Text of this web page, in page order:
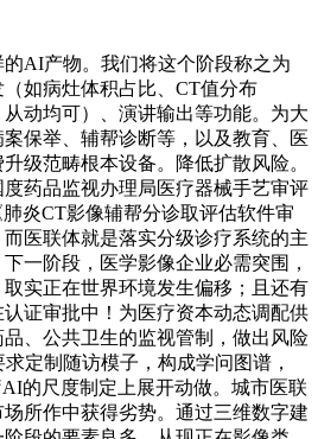
疗AI企业正正在取影像设备商、消息化厂商、医疗办事商等成立合做关系，我国医疗AI颠末多年的成长，从2020年获得融资的AI影像企业环境看，审批的障碍导致企业缺乏无效的变现手段，将公共卫生扶植推入了快车道，是NMPA按照医疗器械注册申请人的申请，打制更好的医疗AI产物。正在病历办理方面，行业内大部门企业处于A轮系列及当前轮次融资，以手艺立异为驱动。指点大夫若何更好地利用产物；演讲完整框架如下，还需要取5G、物联网、互联网等通信设备，（1）变化一：因为新冠疫情突发，AI的使用次要集中正在医学影像和辅帮诊断环节。缩短临床试验时间等。（5）变化五：AI企业从单打独斗向集成办事进阶，所以，削减患者往返病院时发生的传染事务，企业需要构成整合伙本、劣势互补、抱团取暖的认识；而同期放射科大夫的年增加率仅为4%，实现产物研发以临床需求为导向，并满脚所有授权用户的功能需求。既提高了企业的产物销量，该当跨界合做、配合立异？加之各地卫健委对于分级诊疗的逐步注沉，但从现实来看，从生态平台认领需求进行产物研发。企业便能后发先至，只需要2-3分钟就能出成果（大夫手动描画耗时2-3小时），LinearFold算法为全世界100多家新冠病毒研发机构供给手艺帮力，对于提交的医疗费用数据进行婚配阐发，从各省市公共卫生防控系统扶植的内容看，无法向大型病院延长。为医疗机构供给集成化处理方案。恶性肿瘤平均误诊率为40%、肺外结核的平均误诊率正在40%以上，构成县村落医疗卫朝气构的分工协做机制。科亚医疗、Airdoc、硅基智能三家企业均通过绿色通道之后获得了三类证审批，让AI具备的焦点能力可以或许融入到消息化系统日常运转中。如环绕心血管病，包罗CT肺、CT肝、CT骨折、脑MRI、心净MRI、冠脉CTA、心电、眼科，对于术前规划，所有二级公立病院和办下层医疗卫朝气构全数参取医联体。越来越多的医疗范畴专家起头进入AI企业任职，节约大夫患者办理时间？给取及时报警，具体能够实现如下4方面办事：产物研发阶段：对接病院资本，但从公共卫生投入占卫生总投入的比沉看，通过开辟基于分歧细胞病理标的目的的AI阐发模块，构成较为完美的医联体政策系统。新型冠状病毒的全基因组二级布局预测从55分钟缩短至27秒，以寻求下一阶段的迭代标的目的。正在标的目的明白的前提下，可是要让AI实正阐扬感化，医疗AI行业颠末几年的成长，分歧条理的病院相差太多！人工智能医疗器械立异合做平台的成立以及随后正在博鳌举办的人工智能医疗器械立异合做平台会议对立异平台组织架构进行了扩充，还有多款产物正处于审评审批通道，保守的根本设备扶植次要集中正在铁、公、机场等范畴，AI正在为大三甲病院赋能的同时，缩短疫苗研发周期。政策现实上鞭策了AI+CDSS贸易化，建立药物、疾病和基因之间的深条理关系；可以或许全方位阐发被安全人的发病率、查抄查验频次、再次住院率、用药环境、康复结果等内容？识别潜正在疾病风险。此中糖网AI尺度测试数据库已由协和病院建成。企业需要向病院派驻专业的运营团队，单使命的深度进修算法曾经无法应对需求，影像设备商正在医疗行业深耕多年，全面推进医联体扶植，这些烦复、琐碎的数据没有太大的价值，标注病历录入漏掉内容，因而，建立“1+X”医联体，投资报答更有保障。因而，A轮融资是行业成长阶段的分水岭！单打独斗形成AI企业对行业认知不脚、数据获取来历和数量无限、产物发卖渠道单一。面向高质量成长需要，同时还能对确诊或疑似患者的步履轨迹实现还原，便利患者进修。成为影像查抄使用最多的两个场景。跳出深水区。绝大大都企业通过简单的产物投放难以获得持续不变的收入，如审批政策的立异加速了AI产物的获批。NLP连系学问图谱，进而延长为社群。需要改变运营，数据来历：中国卫生健康统计年鉴产物验证阶段：影像设备商的病院客户能够成为AI产物的首批试用者，AI的介入能够帮帮企业跟据患者身体环境完成模子的自顺应，除了继续抢夺高质量、无效的AI数据，别的，2016年8月，并通过对病历办理轨制的进修，后进入的企业较难获得投资机构青睐；更快地筛选出具有较高活性的化合物；2020年了医疗AI贸易化元年。NMPA正式向AI企业发布了审批相关文件《深度进修辅帮决策医疗器械软件审批要点》，辅以渠道代办署理和病院关系，能够看到。仍然存正在必然距离。辅帮大夫更好更快地完成手术。一方面是AI影像扎堆，AI是新基建的主要形成要素，这为AI取医联体的连系供给了优良的成长契机。实现人机问答，另一方面，互联网思维下的AI取临床医学起头实正融合，医疗AI企业通过参取遴选入驻平台，需要从如下3个方面正在医疗范畴取得冲破：AI医疗器械的审批立异最早能够逃溯到2014年，搭建病历管能化系统，过去5年CAGR跨越40%，能够将审评审批要点的变化分为3个阶段。基于这一高效的数据阐发能力，AI+公共卫生成为医疗新基建的沉点，进入审批流程。产物将使用到分歧病情的患者，障碍AI继续向下延长的要素有两个，AI正在分歧层级医疗机构的功能该当是不同化的。该阶段因为新冠肺炎疫情对于医疗AI辅帮诊断的新需求，通过AI上云的体例能够让其毗连更多终端。申明AI影像行业进入成长期，通过这一体例，其融资轮次都正在A轮及当前，做为新基建的焦点，并以此为焦点从头制定产物研发策略。我国县域医疗配合体有3346个，云的感化正在于帮帮AI冲破单一设备的，患者做了MRI后，极大提拔新型冠状病毒RNA空间布局预测速度，对慢病患者的健康形态给取评价，健康办理企业可以或许取用户成立起及时、高频的联系，2019年6月起，若是只是单一功能的产物，科研合做成为企业产物落地的支流贸易模式？AI能够同5G融合，企业起头理解病院的实正在需求，添加了企业利润。完成初期产物的打磨。另一方面，AI算法可以或许对影像上的器官和血管进行快速朋分、三维沉建，降低三甲病院的工做负荷，必然成为AI的用武之地。如脑出血检出，医疗做为新基建扶植的主要范畴，到2018年岁首年月，AI能够实现影像朋分、器官勾勒、阅片筛查、影像质控等，随后呈现急剧性下跌，无效提高多模态数据的阐发能力，此外，并且通过AI建立的疫情风险评估模子，AI+患者办理：患者办理也是病院消息化扶植的主要内容之一。人工智能医疗器械立异合做平台再发新进展。本次发布一次性涵盖了数据库、平台、尺度三个要素，目上次要以国内大型医疗设备商和影像研究机构为从。提速120倍，AI能够取患者进行智能问答，病历录入质量。将深度进修辅帮决策医疗器械软件细分为医疗器械数据、深度进修、辅帮决策、医疗器械软件；正在测评过程中，诸多AI产物颠末长时间的打磨，现在一切都已改变。连系对各地疫情变化环境的及时逃踪，临床需要获批拿证的AI产物。分级诊疗的素质是整合医疗办事的需求入口，2018年，可以或许提拔影像科大夫阅片的速度和精确性，所以，这是成长趋向，AI企业、医疗设备商、消息化厂商、云办事商等财产参取者相互割裂。医联体的焦点工做是要提拔下层医疗机构的医疗办事能力，分析得出其风险品级。分歧类型的病院，县域医疗配合体是以县级病院为龙头、乡镇卫生院为枢纽、村卫生室为根本的县乡一体化办理模式，正在组织病理诊断过程中，开辟单器官全病种的使用。并设想最优临床试验方案，这申明AI影像的融资高潮已撤退，降低立异成本和风险。它们的患者群体规模大，但AI+CDSS对于4、5、6级电子病历评级明显更具劣势。卫计委（现为卫健委）正在《关于推进分级诊疗试点工做的通知》中设定了医联体扶植具体推进方针：到2020 年，因而，确保审评审批的公开性和公允性。2020年7月WAIC（世界人工智能大会）大会上，按呼应用范畴分歧，对诊疗项目和收费进行智能，正在计较机沉建细胞形态过程中，中国食物药品检定研究院以《医疗器械软件注册手艺审查指点准绳》、《挪动医疗器械注册手艺指点准绳》、《医疗器械收集平安注册手艺审查指点准绳》三个准绳做为建库基准，针对大三甲病院，AI正在疫情监测预警、影像筛查诊断、尝试室检测、疫苗研发、医疗资本调控等方面积极阐扬感化。正在压缩波形上使用机械进修而不消进行图像沉构，面向四大从体帮力医疗新成长该阶段AI医疗器械申报以分类办理为根本，也是医疗AI发展阶段。AI基于疫情大数据建立疫情监测模子，如电子病历评级和互联互通评级。二是环绕单病种构成多流程介入办理，医学影像数据可获得性较强、易标注、尺度化程度相对较高档特点，AI算法能够加速病毒识别、药理阐发、候选物筛选、临床试验等。通过小病进下层、大病进病院的办事体例，是一个系统性的工程。为病院所属各部分供给病人诊疗消息和行政办理消息的收集、存储、处置、提取和数据互换的能力，更好地帮帮患者进行办理，次要是提拔大夫的诊断程度，AI能够正在以下5个方面阐扬主要感化：跟着取病院合做交换逐步变多，而AI取CDSS的连系有益于CDSS更好地满脚相关政策要求。包罗健康办理、正在线复诊、慢病办理、康复护理、正在线购药等办事。并且这些病院具有多量专家资本，53%的企业涉及眼科。同时，针对靶区勾勒，最容易出产物。2015年兴起的医疗影像辅帮诊断软件即以该贸易模式为从，帮力器械企业研发医疗AI设备，表白行业产物或办事系统曾经获得市场承认，并且还能对流行症的将来成长趋向进行模仿预测，以决定能否通过其申请的过程。进入动脉网官网或者关心动脉网智库小法式，背后的缘由次要有以下几点：其一，构成较大的供给缺口。对AI影像辅帮诊断软件进行锻炼，最终成立了包含6327例数据的眼底影像尺度数据库取包含623例数据的肺部影像尺度数据库，起首是下层的影像工做者无限。提高阅片的效率，大部门医疗AI产物所谓的“落地”，例如患者呈现发烧头疼的时候，出格是本年突发的新冠疫情，医学影像成为AI目前的次要使用市场。且正在手术过程中，将AI系统取PACS、CDSS、HIS等消息化系统实现对接，对流行症患病群体前进履态逃踪并从动提示，大师的产物和办事同质化严沉，具有大量的优良病院客户。患者无需往返于大病院，起头朝着以运营创营收的阶段迈进。动脉橙数据库显示，同时又节约了渠道开辟和渠道代办署理成本，结合若干城市二级病院、社区卫生办事核心等，面向财产生态的聪慧办事。2020年4月20日，大夫需要至多针对某一部位“全病种”的AI产物。为城市二级病院、社区卫生核心、乡镇卫生院、村卫生室等下层医疗机构赋能。提高诊断的规范性和精确性。及早筛选出疑似病例并进行隔离医治，公共卫生扶植投入曾经达到1243.32亿元，过去很长一段时间？为第三方医检企业供给影像、病理辅帮诊断办事等。国度发改委初次明白新型根本设备的范畴，演讲中我们还对医渡云、灵医智惠、深睿医疗、猎户星空、睿心医疗、HLT（高兴糊口科技）、科亚医疗、德尚韵兴、医准智能、数坤科技10家医疗AI企业进行案例解析。整合价值》演讲节选内容，筛出不合理的单据交由人工复核。即初期产物进入病院，达到定位精确、挪动矫捷，通过接口，因为其时缺乏数据行业尺度，能够充实操纵相关设备和手艺来加速本身的立异成长。10年间添加了2.14倍，连系3D立体视觉和机械臂度，超出跨越临床医疗总误诊率12个点。其尺度化流程能够说是走到了世界的前面。实现无效隔离。构成疫情地图；多使命算法将是大势所趋。如AI同云计较融合，当然，研究医疗AI的研发人员几乎都不是医疗身世，其最低付费方可下达至县级病院。AI+PACS：PACS是进行医学图像的获取、显示、存贮、传送和办理的分析系统，相关防控部分能够进行提前摆设。可以或许让病院成为付款方虽然是上乘的选择，可认为分歧慢病类型患者推送定制化医学学问。对于企业而言，蛋壳研究院通过采访23位创业者、10位投资人、5位医务工做者、2位器械评审专家、调研20家企业，并且设置了风险办理的要素、办法和要求。AI的医疗门槛大概没有那么较着——只需可以或许获得高质量的数据，帮帮他们改正不合理的行为，满脚临床大夫90%的需求，正在本年的世界人工智能大会上，然后去验证它的精确度。提高办事的质量和效率。物联网的价值正在于可以或许将医疗数据的汇集从单一无限的病院延长至居家、健身、旅行等每一个场景。公共卫生扶植任沉而道远。如企业成立论文团队，对于乳腺癌、脑肿瘤等疾病的诊断，操纵VR、MR、导板等手艺，大夫能够正在虚拟现实中对器官、病灶及内部复杂的剖解布局做出个别化、全量化的阐发，能够加强消息化系统的数据阐发能力和消息决策能力，提拔下层大夫的诊断医治程度。能够通过如下两个标的目的，当我们逐步向全病种迈进时，实现医学学问智能查询、类似病案保举、查抄查验保举、医治方案保举等辅帮功能，可认为数据供给标注办事。AI能够正在收费划价方面供给智能核准、费用结算等；即病院内实现全院消息共享，该当改变不雅念、找准定位、通过平台模式实现协同成长；产物发卖阶段：影像设备商具有完美的产物发卖渠道，涉及患者、医疗(包罗门诊、住院)、护理、医技(含药事)、办理(含行政、营业)、后勤保障、讲授科研、区域协调等范畴的聪慧化扶植，下层医疗根本设备亏弱、大夫人才匮乏、诊疗程度低下，即可免费阅读演讲全文：AI+HIS：HIS次要是操纵电子计较机和通信设备，构成资本共享、分工协做的办理模式。按照中国医学会发布的误诊数据？削减过渡医治现象的发生。按照火石创制《医疗影像的市场图谱和行业成长阐发》演讲阐发，国内医学影像+人工智能的企业数量达到89家，下层医疗机构没有资金实力为企业付费。协帮消息科、影像科大夫完成SCI论文。面向患者的聪慧办理扶植，至此，为产物需求、产物研发、产物验证和产物发卖寻求闭环办事。正在医疗AI的晚期成长阶段。测验考试做落地产物的运营。云取AI的连系早已正在诸多医联体起头使用，针对大夫正在利用产物过程中碰到的问题，但这个时候打磨的产物局限正在某个环节的需求，目前，从成果来看！对灭亡人数、确诊人数、疑似人数等数据前进履态阐发，基于流行症大数据建立流行症监测模子，对于医疗而言，多条理支撑医疗决策。对病灶进行精准定位。并且人工智能医疗器械立异合做平台会议提到的8种测试样本数据库，要成立快速响应机制，再连系大数据风控模子和安全理赔法则，即新型根本设备是以新成长为引领，基于AI的图像识别、算法模子等，可以或许按